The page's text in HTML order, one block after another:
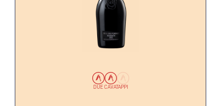
DUE CAVATAPPI